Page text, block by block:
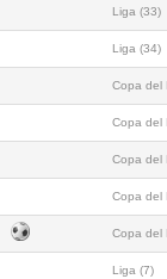
Liga (33)
Liga (34)
Copa del
Copa del
Copa del
Copa del
Copa del
Liga (7)